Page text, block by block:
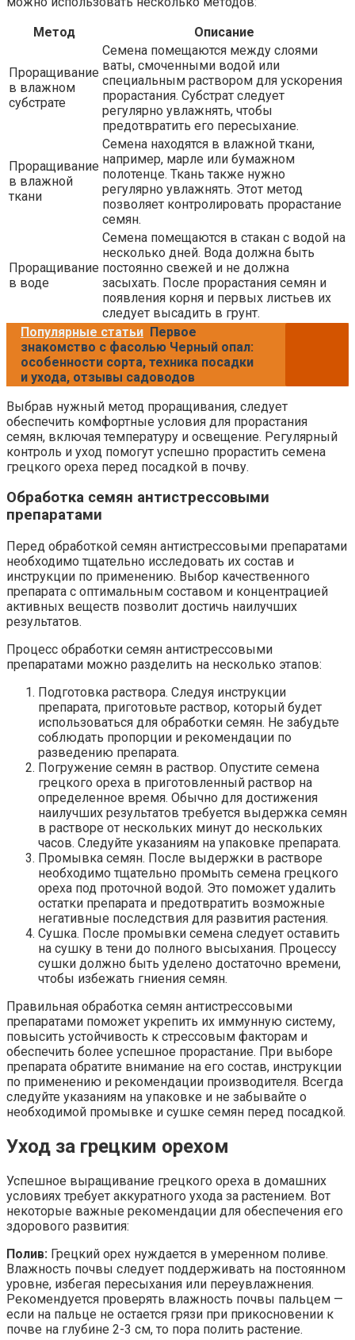
Метод
Описание
Проращивание
в влажном
субстрате
Семена помещаются между слоями
ваты, смоченными водой или
специальным раствором для ускорения
прорастания. Субстрат следует
регулярно увлажнять, чтобы
предотвратить его пересыхание.
Проращивание
в влажной
ткани
Семена находятся в влажной ткани,
например, марле или бумажном
полотенце. Ткань также нужно
регулярно увлажнять. Этот метод
позволяет контролировать прорастание
семян.
Проращивание
в воде
Семена помещаются в стакан с водой на
несколько дней. Вода должна быть
постоянно свежей и не должна
засыхать. После прорастания семян и
появления корня и первых листьев их
следует высадить в грунт.
Популярные статьи Первое
знакомство с фасолью Черный опал:
особенности сорта, техника посадки
и ухода, отзывы садоводов
Выбрав нужный метод проращивания, следует
обеспечить комфортные условия для прорастания
семян, включая температуру и освещение. Регулярный
контроль и уход помогут успешно прорастить семена
грецкого ореха перед посадкой в почву.
Обработка семян антистрессовыми
препаратами
Перед обработкой семян антистрессовыми препаратами
необходимо тщательно исследовать их состав и
инструкции по применению. Выбор качественного
препарата с оптимальным составом и концентрацией
активных веществ позволит достичь наилучших
результатов.
Процесс обработки семян антистрессовыми
препаратами можно разделить на несколько этапов:
Подготовка раствора. Следуя инструкции
препарата, приготовьте раствор, который будет
использоваться для обработки семян. Не забудьте
соблюдать пропорции и рекомендации по
разведению препарата.
Погружение семян в раствор. Опустите семена
грецкого ореха в приготовленный раствор на
определенное время. Обычно для достижения
наилучших результатов требуется выдержка семян
в растворе от нескольких минут до нескольких
часов. Следуйте указаниям на упаковке препарата.
Промывка семян. После выдержки в растворе
необходимо тщательно промыть семена грецкого
ореха под проточной водой. Это поможет удалить
остатки препарата и предотвратить возможные
негативные последствия для развития растения.
Сушка. После промывки семена следует оставить
на сушку в тени до полного высыхания. Процессу
сушки должно быть уделено достаточно времени,
чтобы избежать гниения семян.
Правильная обработка семян антистрессовыми
препаратами поможет укрепить их иммунную систему,
повысить устойчивость к стрессовым факторам и
обеспечить более успешное прорастание. При выборе
препарата обратите внимание на его состав, инструкции
по применению и рекомендации производителя. Всегда
следуйте указаниям на упаковке и не забывайте о
необходимой промывке и сушке семян перед посадкой.
Уход за грецким орехом
Успешное выращивание грецкого ореха в домашних
условиях требует аккуратного ухода за растением. Вот
некоторые важные рекомендации для обеспечения его
здорового развития:
Полив: Грецкий орех нуждается в умеренном поливе.
Влажность почвы следует поддерживать на постоянном
уровне, избегая пересыхания или переувлажнения.
Рекомендуется проверять влажность почвы пальцем —
если на пальце не остается грязи при прикосновении к
почве на глубине 2-3 см, то пора полить растение.